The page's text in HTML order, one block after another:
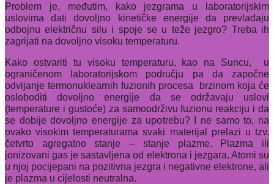
Problem je, međutim, kako jezgrama u laboratorijskim
uslovima dati dovoljno kinetičke energije da prevladaju
odbojnu električnu silu i spoje se u teže jezgro? Treba ih
zagrijati na dovoljno visoku temperaturu.
Kako ostvariti tu visoku temperaturu, kao na Suncu,
u
ograničenom laboratorijskom području pa da započne
odvijanje termonuklearnih fuzionih procesa
brzinom koja će
osloboditi dovoljno energije da se održavaju uslovi
(temperature i gustoće) za samoodrživu fuzionu reakciju i da
se dobije dovoljno energije za upotrebu? I ne samo to, na
ovako visokim temperaturama svaki materijal prelazi u tzv.
četvrto agregatno stanje – stanje plazme. Plazma ili
jonizovani gas je sastavljena od elektrona i jezgara. Atomi su
u njoj pocijepani na pozitivna jezgra i negativne elektrone, ali
je plazma u cijelosti neutralna.